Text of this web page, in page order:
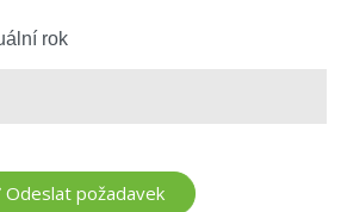
rok